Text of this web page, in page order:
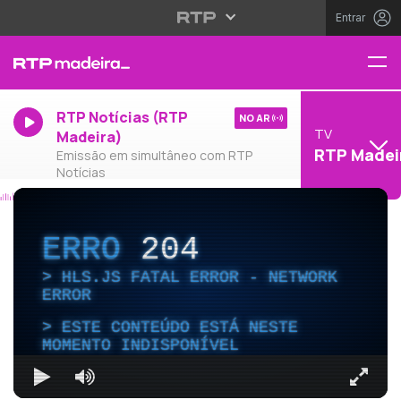
Entrar
RTP Notícias (RTP
Madeira)
Emissão em simultâneo com RTP
Notícias
NO AR
TV
RTP
ERRO204
HLS.JS FATAL ERROR - NETWORK
ERROR
ESTE CONTEÚDO ESTÁ NESTE
MOMENTO INDISPONÍVEL